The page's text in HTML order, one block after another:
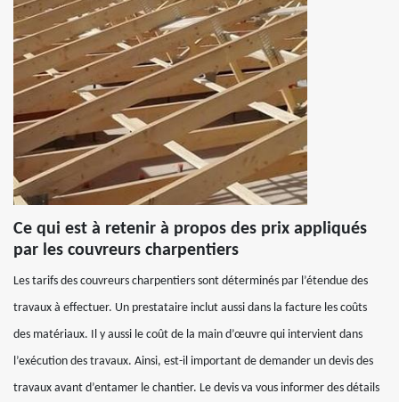
Ce qui est à retenir à propos des prix appliqués
par les couvreurs charpentiers
Les tarifs des couvreurs charpentiers sont déterminés par l’étendue des
travaux à effectuer. Un prestataire inclut aussi dans la facture les coûts
des matériaux. Il y aussi le coût de la main d’œuvre qui intervient dans
l’exécution des travaux. Ainsi, est-il important de demander un devis des
travaux avant d’entamer le chantier. Le devis va vous informer des détails